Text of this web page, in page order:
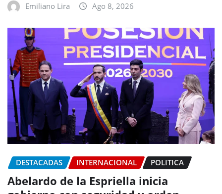
Emiliano Lira Ago 8, 2026
DESTACADAS INTERNACIONAL POLITICA
Abelardo de la Espriella inicia